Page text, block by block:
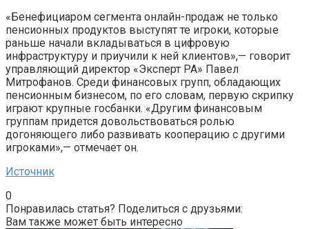
«Бенефициаром сегмента онлайн-продаж не только
пенсионных продуктов выступят те игроки, которые
раньше начали вкладываться в цифровую
инфраструктуру и приучили к ней клиентов»,— говорит
управляющий директор «Эксперт РА» Павел
Митрофанов. Среди финансовых групп, обладающих
пенсионным бизнесом, по его словам, первую скрипку
играют крупные госбанки. «Другим финансовым
группам придется довольствоваться ролью
догоняющего либо развивать кооперацию с другими
игроками»,— отмечает он.
Источник
0
Понравилась статья? Поделиться с друзьями:
Вам также может быть интересно